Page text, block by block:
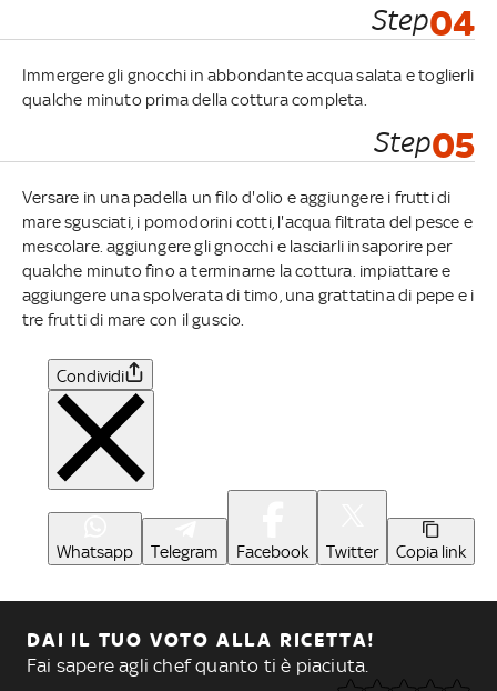
Step04
Immergere gli gnocchi in abbondante acqua salata e toglierli
qualche minuto prima della cottura completa.
Step05
Versare in una padella un filo d'olio e aggiungere i frutti di
mare sgusciati, i pomodorini cotti, l'acqua filtrata del pesce e
mescolare. aggiungere gli gnocchi e lasciarli insaporire per
qualche minuto fino a terminarne la cottura. impiattare e
aggiungere una spolverata di timo, una grattatina di pepe e i
tre frutti di mare con il guscio.
Condividi
Whatsapp Telegram Facebook Twitter Copia link
DAI IL TUO VOTO ALLA RICETTA!
Fai sapere agli chef quanto ti è piaciuta.